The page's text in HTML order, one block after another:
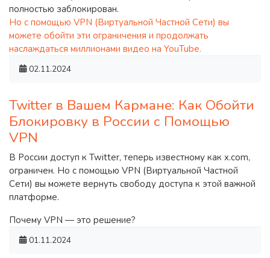
полностью заблокирован.
Но с помощью VPN (Виртуальной Частной Сети) вы
можете обойти эти ограничения и продолжать
наслаждаться миллионами видео на YouTube.
02.11.2024
Twitter в Вашем Кармане: Как Обойти
Блокировку в России с Помощью
VPN
В России доступ к Twitter, теперь известному как x.com,
ограничен. Но с помощью VPN (Виртуальной Частной
Сети) вы можете вернуть свободу доступа к этой важной
платформе.
Почему VPN — это решение?
01.11.2024